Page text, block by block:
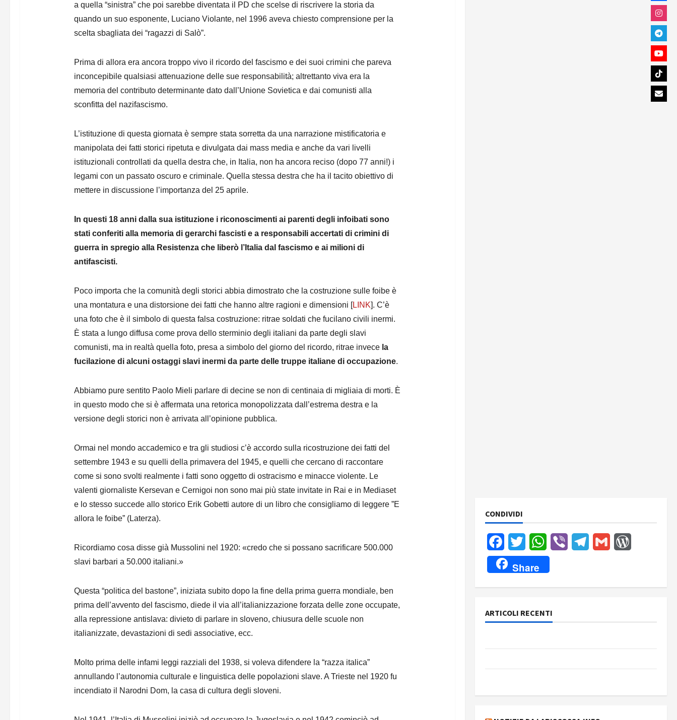
a quella “sinistra” che poi sarebbe diventata il PD che scelse di riscrivere la storia da
quando un suo esponente, Luciano Violante, nel 1996 aveva chiesto comprensione per la
scelta sbagliata dei “ragazzi di Salò”.
Prima di allora era ancora troppo vivo il ricordo del fascismo e dei suoi crimini che pareva
inconcepibile qualsiasi attenuazione delle sue responsabilità; altrettanto viva era la
memoria del contributo determinante dato dall’Unione Sovietica e dai comunisti alla
sconfitta del nazifascismo.
L’istituzione di questa giornata è sempre stata sorretta da una narrazione mistificatoria e
manipolata dei fatti storici ripetuta e divulgata dai mass media e anche da vari livelli
istituzionali controllati da quella destra che, in Italia, non ha ancora reciso (dopo 77 anni!) i
legami con un passato oscuro e criminale. Quella stessa destra che ha il tacito obiettivo di
mettere in discussione l’importanza del 25 aprile.
In questi 18 anni dalla sua istituzione i riconoscimenti ai parenti degli infoibati sono
stati conferiti alla memoria di gerarchi fascisti e a responsabili accertati di crimini di
guerra in spregio alla Resistenza che liberò l’Italia dal fascismo e ai milioni di
antifascisti.
Poco importa che la comunità degli storici abbia dimostrato che la costruzione sulle foibe è
una montatura e una distorsione dei fatti che hanno altre ragioni e dimensioni [LINK]. C’è
una foto che è il simbolo di questa falsa costruzione: ritrae soldati che fucilano civili inermi.
È stata a lungo diffusa come prova dello sterminio degli italiani da parte degli slavi
comunisti, ma in realtà quella foto, presa a simbolo del giorno del ricordo, ritrae invece la
fucilazione di alcuni ostaggi slavi inermi da parte delle truppe italiane di occupazione.
Abbiamo pure sentito Paolo Mieli parlare di decine se non di centinaia di migliaia di morti. È
in questo modo che si è affermata una retorica monopolizzata dall’estrema destra e la
versione degli storici non è arrivata all’opinione pubblica.
Ormai nel mondo accademico e tra gli studiosi c’è accordo sulla ricostruzione dei fatti del
settembre 1943 e su quelli della primavera del 1945, e quelli che cercano di raccontare
come si sono svolti realmente i fatti sono oggetto di ostracismo e minacce violente. Le
valenti giornaliste Kersevan e Cernigoi non sono mai più state invitate in Rai e in Mediaset
e lo stesso succede allo storico Erik Gobetti autore di un libro che consigliamo di leggere ”E
allora le foibe” (Laterza).
Ricordiamo cosa disse già Mussolini nel 1920: «credo che si possano sacrificare 500.000
slavi barbari a 50.000 italiani.»
Questa “politica del bastone”, iniziata subito dopo la fine della prima guerra mondiale, ben
prima dell’avvento del fascismo, diede il via all’italianizzazione forzata delle zone occupate,
alla repressione antislava: divieto di parlare in sloveno, chiusura delle scuole non
italianizzate, devastazioni di sedi associative, ecc.
Molto prima delle infami leggi razziali del 1938, si voleva difendere la “razza italica”
annullando l’autonomia culturale e linguistica delle popolazioni slave. A Trieste nel 1920 fu
incendiato il Narodni Dom, la casa di cultura degli sloveni.
CONDIVIDI
FacebookTwitter WhatsApp
Viber TelegramGmail
Share
ARTICOLI RECENTI